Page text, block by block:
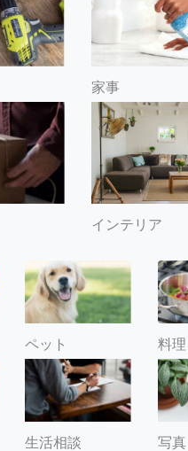
家事
インテリア
ペット 料理
生活相談 写